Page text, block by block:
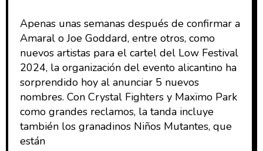
Apenas unas semanas después de confirmar a
Amaral o Joe Goddard, entre otros, como
nuevos artistas para el cartel del Low Festival
2024, la organización del evento alicantino ha
sorprendido hoy al anunciar 5 nuevos
nombres. Con Crystal Fighters y Maxïmo Park
como grandes reclamos, la tanda incluye
también los granadinos Niños Mutantes, que
están